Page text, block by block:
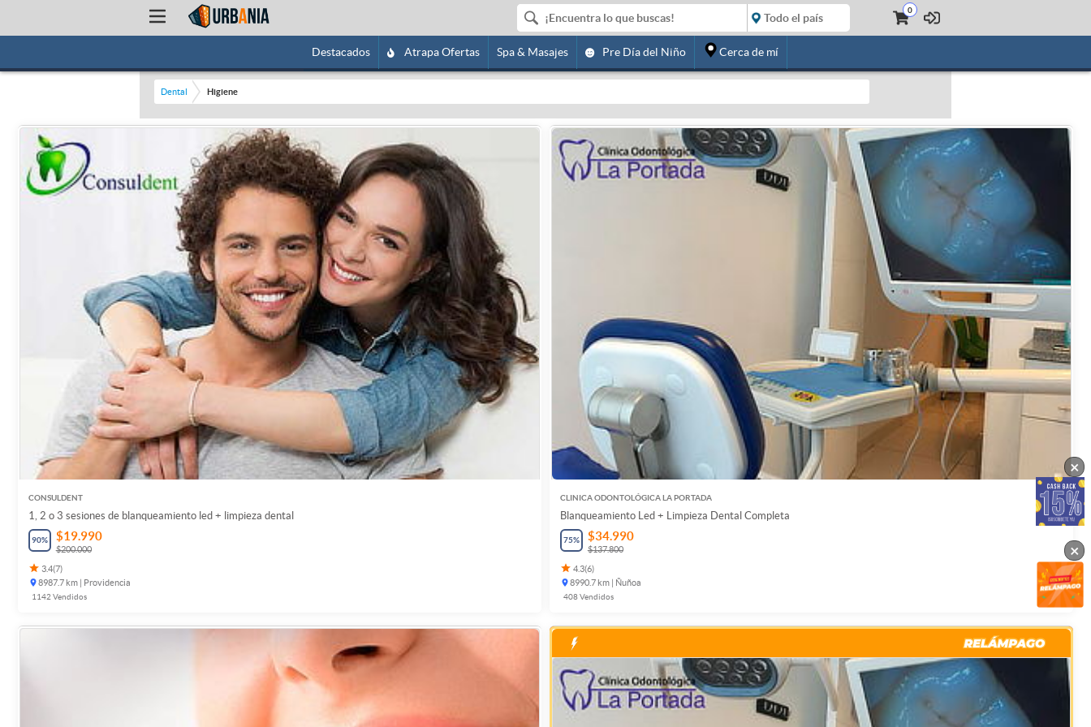
0
Destacados Atrapa Ofertas Spa & Masajes Pre Día del Niño Cerca de mí
Dental Higiene
CONSULDENT
1, 2 o 3 sesiones de blanqueamiento led + limpieza dental
90% $19.990
$200.000
3.4(7)
8987.7 km | Providencia
1142 Vendidos
CLINICA ODONTOLÓGICA LA PORTADA
Blanqueamiento Led + Limpieza Dental Completa
75% $34.990
$137.800
4.3(6)
8990.7 km | Ñuñoa
408Vendidos
×
×